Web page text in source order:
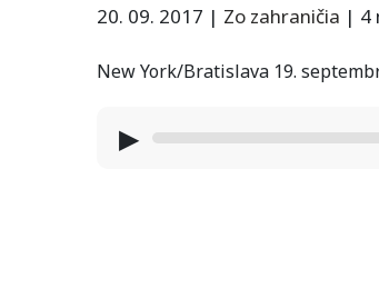
20. 09. 2017 | Zo zahraničia | 4
New York/Bratislava 19.
▶